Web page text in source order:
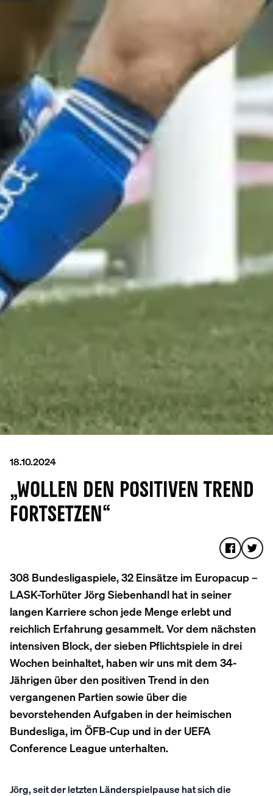
18.10.2024
„WOLLEN DEN POSITIVEN TREND
FORTSETZEN“
308 Bundesligaspiele, 32 Einsätze im Europacup –
LASK-Torhüter Jörg Siebenhandl hat in seiner
langen Karriere schon jede Menge erlebt und
reichlich Erfahrung gesammelt. Vor dem nächsten
intensiven Block, der sieben Pflichtspiele in drei
Wochen beinhaltet, haben wir uns mit dem 34-
Jährigen über den positiven Trend in den
vergangenen Partien sowie über die
bevorstehenden Aufgaben in der heimischen
Bundesliga, im ÖFB-Cup und in der UEFA
Conference League unterhalten.
Jörg, seit der letzten Länderspielpause hat sich die